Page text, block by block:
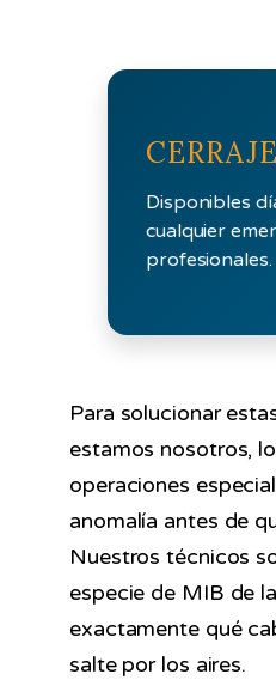
Disponibles
cualquier
profesionales.
Para solucionar
estamos nosotros,
operaciones
anomalía antes de
Nuestros técnicos
especie de MIB de
exactamente qué
salte por los aires.